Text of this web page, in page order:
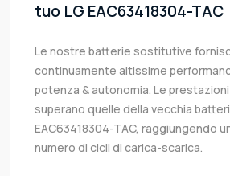
tuo LG EAC63418304-TAC
Le nostre batterie sostitutive
continuamente altissime
potenza & autonomia. Le
superano quelle della vecchia
EAC63418304-TAC, raggiungendo
numero di cicli di carica-scarica.